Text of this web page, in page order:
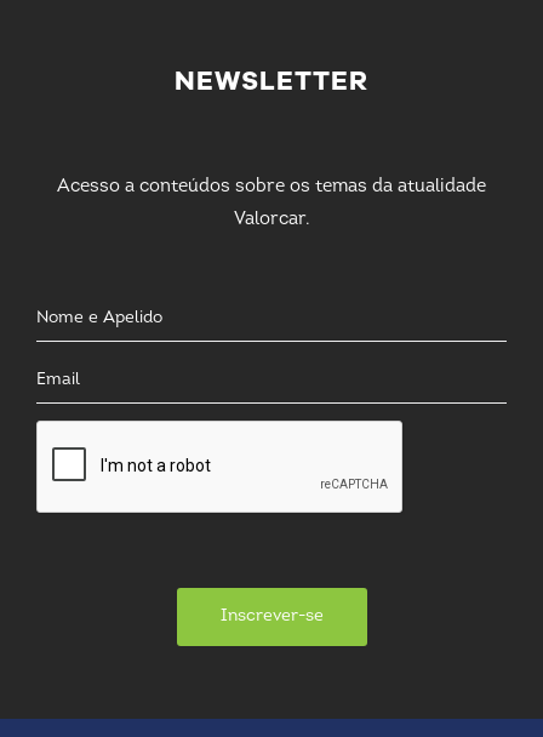
NEWSLETTER
Acesso a conteúdos sobre os temas da atualidade
Valorcar.
Inscrever-se